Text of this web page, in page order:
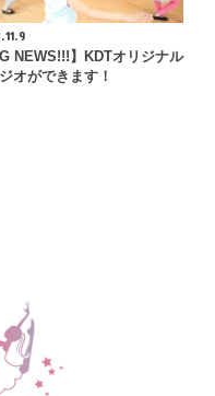
NEWS!!!】KDTオリジナル
オができます！